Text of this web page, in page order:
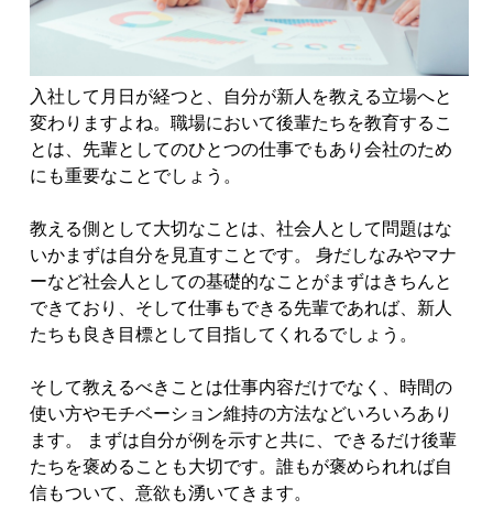
入社して月日が経つと、自分が新人を教える立場へと
変わりますよね。職場において後輩たちを教育するこ
とは、先輩としてのひとつの仕事でもあり会社のため
にも重要なことでしょう。
教える側として大切なことは、社会人として問題はな
いかまずは自分を見直すことです。
身だしなみやマナ
ーなど社会人としての基礎的なことがまずはきちんと
できており、そして仕事もできる先輩であれば、新人
たちも良き目標として目指してくれるでしょう。
そして教えるべきことは仕事内容だけでなく、時間の
使い方やモチベーション維持の方法などいろいろあり
ます。
まずは自分が例を示すと共に、できるだけ後輩
たちを褒めることも大切です。誰もが褒められれば自
信もついて、意欲も湧いてきます。